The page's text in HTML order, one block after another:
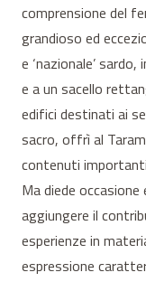
comprensione del
grandioso ed
e ‘nazionale’
e a un sacello
edifici destinati ai
sacro, offrì al
contenuti
Ma diede
aggiungere il
esperienze in
espressione